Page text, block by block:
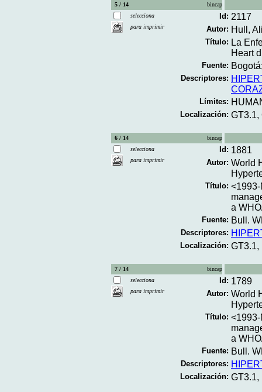
5 / 14
bincap
selecciona
para imprimir
Id: 2117
Autor: Hull,
Título: La
Heart
Fuente:
Descriptores:
Límites:
Localización: GT3.1,
6 / 14
bincap
selecciona
para imprimir
Id: 1881
Autor: World
Título:
a
Fuente: Bull.
Descriptores:
Localización: GT3.1,
7 / 14
bincap
selecciona
para imprimir
Id: 1789
Autor: World
Título:
a
Fuente: Bull.
Descriptores:
Localización: GT3.1,